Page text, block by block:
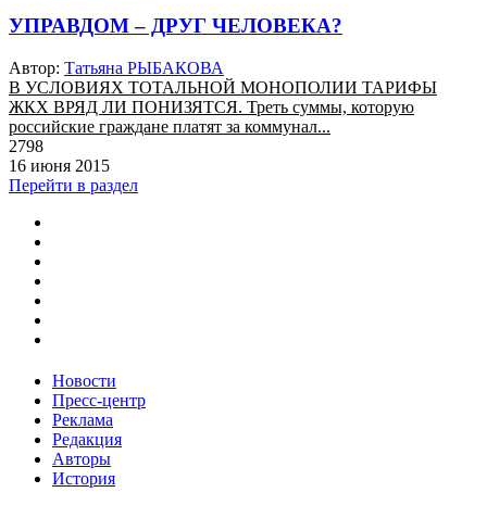
УПРАВДОМ – ДРУГ ЧЕЛОВЕКА?
Автор: Татьяна РЫБАКОВА
В УСЛОВИЯХ ТОТАЛЬНОЙ МОНОПОЛИИ ТАРИФЫ
ЖКХ ВРЯД ЛИ ПОНИЗЯТСЯ. Треть суммы, которую
российские граждане платят за коммунал...
2798
16 июня 2015
Перейти в раздел
Новости
Пресс-центр
Реклама
Редакция
Авторы
История